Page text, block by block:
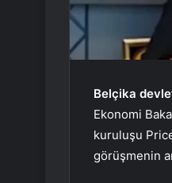
Belçika
Ekonomi
kuruluşu
görüşmenin